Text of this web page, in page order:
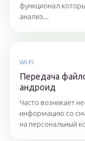
функционал
анализ...
Wi-Fi
Передача
андроид
Часто возникает
информацию со
на персональный